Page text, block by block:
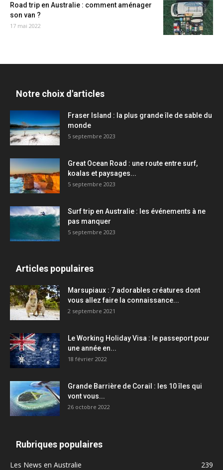
Road trip en Australie : comment aménager
son van ?
17 mai 2022
Notre choix d'articles
Fraser Island : la plus grande île de sable du
monde
5 septembre 2023
Great Ocean Road : une route entre surf,
koalas et paysages...
5 septembre 2023
Surf trip en Australie : les événements à ne
pas manquer
5 septembre 2023
Articles populaires
Marsupiaux : 7 adorables créatures dont
vous allez faire la connaissance...
2 septembre 2021
Le Working Holiday Visa : le passeport pour
une année en...
18 février 2022
Grande Barrière de Corail : les 10 îles qui
vont vous...
26 octobre 2022
Rubriques populaires
Les News en Australie
239